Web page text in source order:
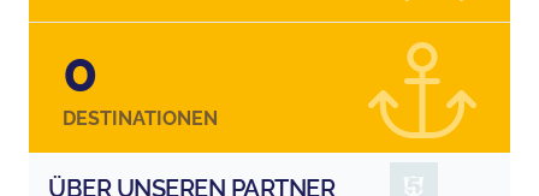
0
DESTINATIONEN
ÜBER UNSEREN PARTNER